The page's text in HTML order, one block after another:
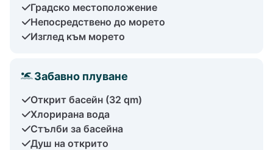
Градско местоположение
Непосредствено до морето
Изглед към морето
Забавно плуване
Открит басейн (32 qm)
Хлорирана вода
Стълби за басейна
Душ на открито